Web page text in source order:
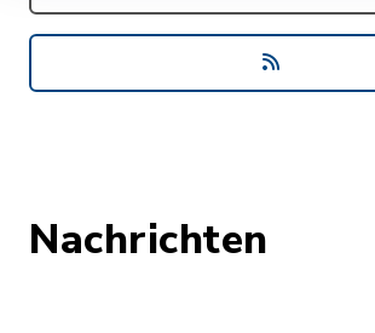
Nachrichten